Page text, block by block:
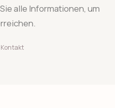
alle Informationen, um